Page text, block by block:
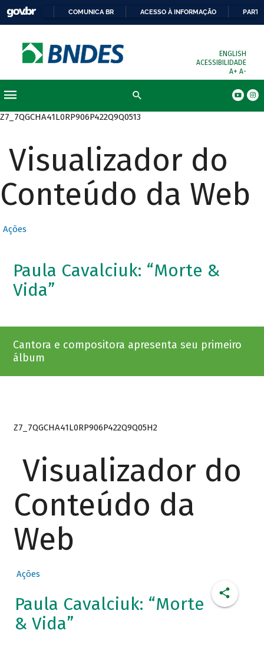
COMUNICA BR ACESSO À INFORMAÇÃO
ENGLISH
ACESSIBILIDADE
A+ A-
Z7_7QGCHA41L0RP906P422Q9Q0513
Visualizador do
Conteúdo da Web
Ações
Paula Cavalciuk: “Morte &
Vida”
Cantora e compositora apresenta seu primeiro
álbum
Z7_7QGCHA41L0RP906P422Q9Q05H2
Visualizador do
Conteúdo da
Web
Ações
Paula Cavalciuk: “Morte
& Vida”